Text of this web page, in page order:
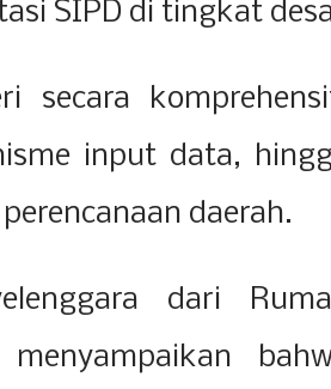
SIPD di tingkat
secara
input data,
daerah.
dari